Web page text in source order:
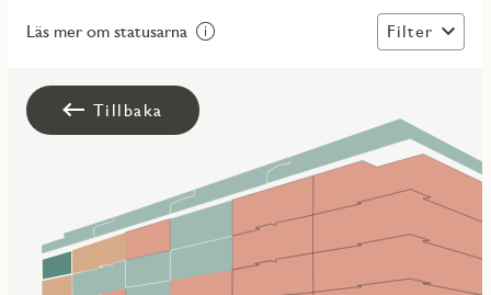
Läs mer om statusarna Filter
Tillbaka